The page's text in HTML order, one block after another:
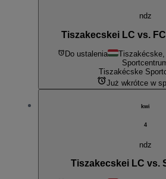
ndz
Tiszakecskei LC vs.
Do ustalenia Tiszakécske,
Tiszakécske
Już wkrótce w
kwi
4
ndz
Tiszakecskei LC vs.